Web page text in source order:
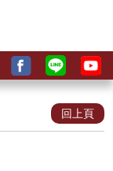
回上頁